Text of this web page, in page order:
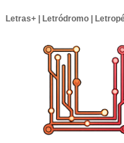
Letras+ Letródromo